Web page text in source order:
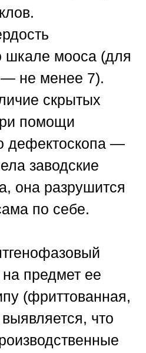
шкале мооса (для
— не менее 7).
скрытых
помощи
дефектоскопа —
заводские
она разрушится
по себе.
на предмет ее
(фриттованная,
что